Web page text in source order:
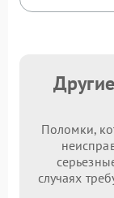
Поломки,
случаях